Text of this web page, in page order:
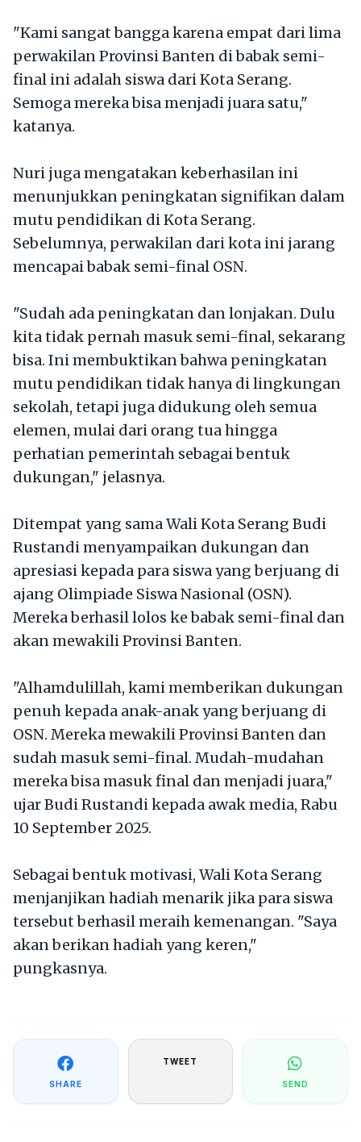
"Kami sangat bangga karena empat dari lima
perwakilan Provinsi Banten di babak semi-
final ini adalah siswa dari Kota Serang.
Semoga mereka bisa menjadi juara satu,"
katanya.
Nuri juga mengatakan keberhasilan ini
menunjukkan peningkatan signifikan dalam
mutu pendidikan di Kota Serang.
Sebelumnya, perwakilan dari kota ini jarang
mencapai babak semi-final OSN.
"Sudah ada peningkatan dan lonjakan. Dulu
kita tidak pernah masuk semi-final, sekarang
bisa. Ini membuktikan bahwa peningkatan
mutu pendidikan tidak hanya di lingkungan
sekolah, tetapi juga didukung oleh semua
elemen, mulai dari orang tua hingga
perhatian pemerintah sebagai bentuk
dukungan," jelasnya.
Ditempat yang sama Wali Kota Serang Budi
Rustandi menyampaikan dukungan dan
apresiasi kepada para siswa yang berjuang di
ajang Olimpiade Siswa Nasional (OSN).
Mereka berhasil lolos ke babak semi-final dan
akan mewakili Provinsi Banten.
"Alhamdulillah, kami memberikan dukungan
penuh kepada anak-anak yang berjuang di
OSN. Mereka mewakili Provinsi Banten dan
sudah masuk semi-final. Mudah-mudahan
mereka bisa masuk final dan menjadi juara,"
ujar Budi Rustandi kepada awak media, Rabu
10 September 2025.
Sebagai bentuk motivasi, Wali Kota Serang
menjanjikan hadiah menarik jika para siswa
tersebut berhasil meraih kemenangan. "Saya
akan berikan hadiah yang keren,"
pungkasnya.
SHARE
TWEET
SEND